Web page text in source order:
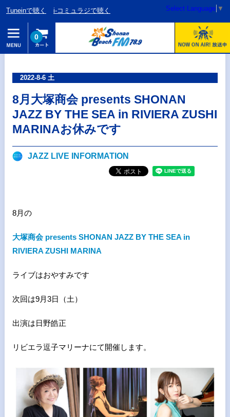
Tuneinで聴く i-コミュラジで聴く Select Language ▼
0
2022-8-6 土
8月大塚商会 presents SHONAN
JAZZ BY THE SEA in RIVIERA ZUSHI
MARINAお休みです
JAZZ LIVE INFORMATION
8月の
大塚商会 presents SHONAN JAZZ BY THE SEA in
RIVIERA ZUSHI MARINA
ライブはおやすみです
次回は9月3日（土）
出演は日野皓正
リビエラ逗子マリーナにて開催します。